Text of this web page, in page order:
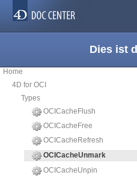
Dies ist
Home
4D for OCI
Types
OCICacheFlush
OCICacheFree
OCICacheRefresh
OCICacheUnmark
OCICacheUnpin